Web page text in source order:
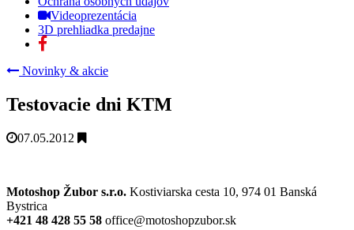
Videoprezentácia
3D prehliadka predajne
Novinky & akcie
Testovacie dni KTM
07.05.2012
Motoshop Žubor s.r.o. Kostiviarska cesta 10, 974 01 Banská
Bystrica
+421 48 428 55 58 office@motoshopzubor.sk